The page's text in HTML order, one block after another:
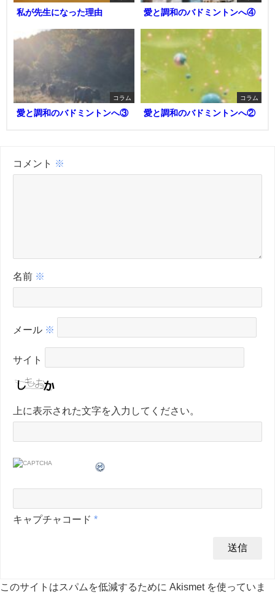
私が先生になった理由 愛と調和のバドミントンへ④
コラム
愛と調和のバドミントンへ③
コラム
愛と調和のバドミントンへ②
コメント ※
名前 ※
メール ※
サイト
上に表示された文字を入力してください。
キャプチャコード *
このサイトはスパムを低減するために Akismet を使っていま